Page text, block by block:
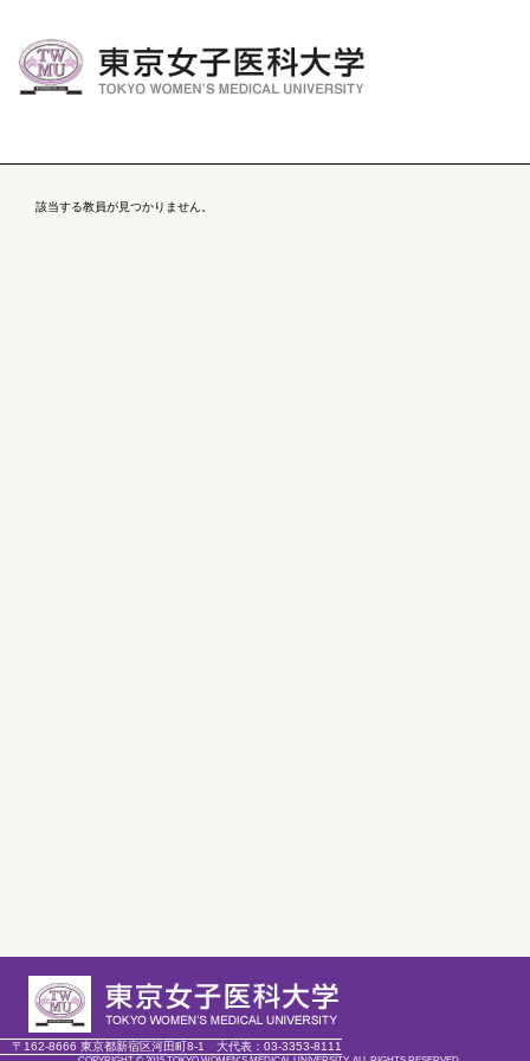
該当する教員が見つかりません。
〒162-8666 東京都新宿区河田町8-1 大代表： 03-3353-8111